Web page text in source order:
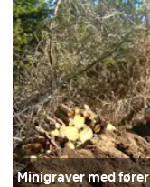
Minigraver med fører